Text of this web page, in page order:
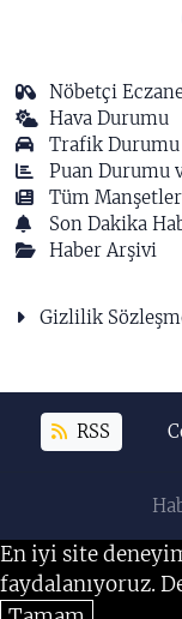
Nöbetçi
Hava Durumu
Trafik Durumu
Puan Durumu
Tüm Manşetler
Son Dakika
Haber Arşivi
Gizlilik
RSS
En iyi site
faydalanıyoruz.